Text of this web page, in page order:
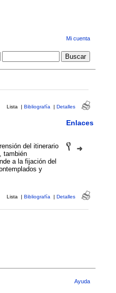
Mi cuenta
Lista | Bibliografía | Detalles
Enlaces
del itinerario
también
a la fijación del
y
Lista | Bibliografía | Detalles
Ayuda